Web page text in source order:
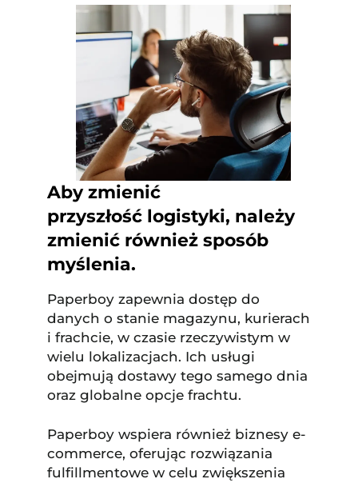
Aby zmienić
przyszłość logistyki, należy
zmienić również sposób
myślenia.
Paperboy zapewnia dostęp do
danych o stanie magazynu, kurierach
i frachcie, w czasie rzeczywistym w
wielu lokalizacjach. Ich usługi
obejmują dostawy tego samego dnia
oraz globalne opcje frachtu.
Paperboy wspiera również biznesy e-
commerce, oferując rozwiązania
fulfillmentowe w celu zwiększenia